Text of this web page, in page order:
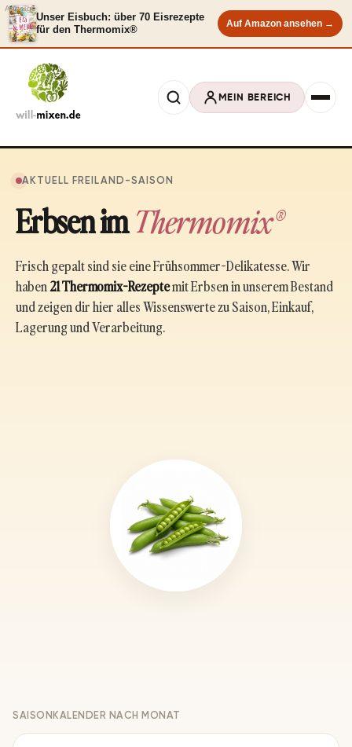
Anzeige
Unser Eisbuch: über 70 Eisrezepte
für den Thermomix®
Auf Amazon ansehen →
MEIN BEREICH
AKTUELL FREILAND-SAISON
Erbsen imThermomix®
Frisch gepalt sind sie eine Frühsommer-Delikatesse. Wir
haben 21 Thermomix-Rezeptemit Erbsen in unserem Bestand
und zeigen dir hier alles Wissenswerte zu Saison, Einkauf,
Lagerung und Verarbeitung.
SAISONKALENDER NACH MONAT